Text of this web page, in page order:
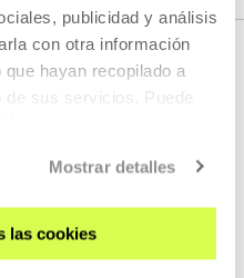
publicidad y análisis
con otra información
hayan recopilado a
sus servicios. Puede
Mostrar detalles
las cookies